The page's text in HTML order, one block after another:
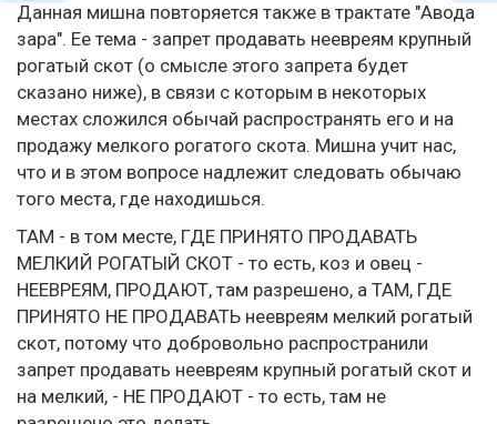
Данная мишна повторяется также в трактате "Авода
зара". Ее тема - запрет продавать неевреям крупный
рогатый скот (о смысле этого запрета будет
сказано ниже), в связи с которым в некоторых
местах сложился обычай распространять его и на
продажу мелкого рогатого скота. Мишна учит нас,
что и в этом вопросе надлежит следовать обычаю
того места, где находишься.
ТАМ - в том месте, ГДЕ ПРИНЯТО ПРОДАВАТЬ
МЕЛКИЙ РОГАТЫЙ СКОТ - то есть, коз и овец -
НЕЕВРЕЯМ, ПРОДАЮТ, там разрешено, а ТАМ, ГДЕ
ПРИНЯТО НЕ ПРОДАВАТЬ неевреям мелкий рогатый
скот, потому что добровольно распространили
запрет продавать неевреям крупный рогатый скот и
на мелкий, - НЕ ПРОДАЮТ - то есть, там не